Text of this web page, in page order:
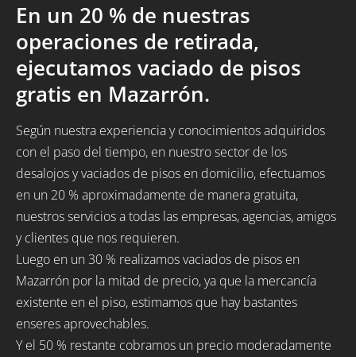
En un 20 % de nuestras
operaciones de retirada,
ejecutamos vaciado de pisos
gratis en Mazarrón.
Según nuestra experiencia y conocimientos adquiridos
con el paso del tiempo, en nuestro sector de los
desalojos y vaciados de pisos en domicilio, efectuamos
en un 20 % aproximadamente de manera gratuita,
nuestros servicios a todas las empresas, agencias, amigos
y clientes que nos requieren.
Luego en un 30 % realizamos vaciados de pisos en
Mazarrón por la mitad de precio, ya que la mercancía
existente en el piso, estimamos que hay bastantes
enseres aprovechables.
Y el 50 % restante cobramos un precio moderadamente